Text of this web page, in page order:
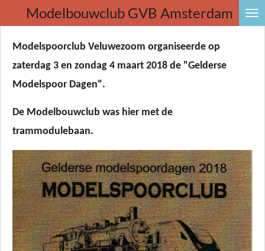
direct
naar
de
Modelbouwclub GVB Amsterdam
Modelspoorclub Veluwezoom organiseerde op
zaterdag 3 en zondag 4 maart 2018 de "Gelderse
Modelspoor Dagen".
De Modelbouwclub was hier met de
trammodulebaan.